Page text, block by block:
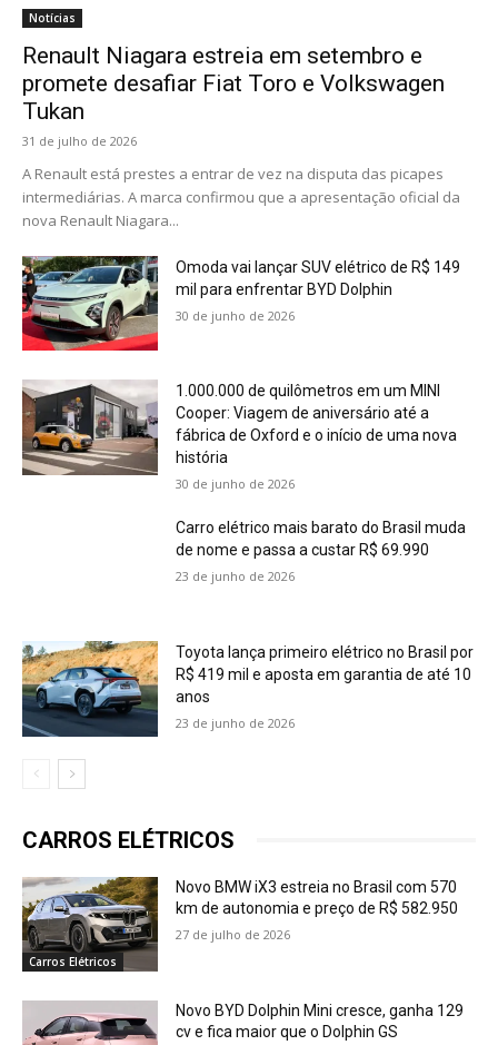
Notícias
Renault Niagara estreia em setembro e
promete desafiar Fiat Toro e Volkswagen
Tukan
31 de julho de 2026
A Renault está prestes a entrar de vez na disputa das picapes
intermediárias. A marca confirmou que a apresentação oficial da
nova Renault Niagara...
Omoda vai lançar SUV elétrico de R$ 149
mil para enfrentar BYD Dolphin
30 de junho de 2026
1.000.000 de quilômetros em um MINI
Cooper: Viagem de aniversário até a
fábrica de Oxford e o início de uma nova
história
30 de junho de 2026
Carro elétrico mais barato do Brasil muda
de nome e passa a custar R$ 69.990
23 de junho de 2026
Toyota lança primeiro elétrico no Brasil por
R$ 419 mil e aposta em garantia de até 10
anos
23 de junho de 2026
CARROS ELÉTRICOS
Carros Elétricos
Novo BMW iX3 estreia no Brasil com 570
km de autonomia e preço de R$ 582.950
27 de julho de 2026
Novo BYD Dolphin Mini cresce, ganha 129
cv e fica maior que o Dolphin GS